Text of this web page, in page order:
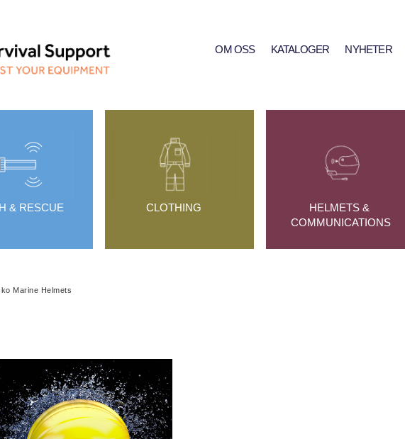
OM OSS KATALOGER NYHETER
& RESCUE CLOTHING
HELMETS &
COMMUNICATIONS
Marine Helmets